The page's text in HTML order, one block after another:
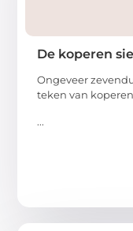
De koperen
Ongeveer
teken van
...